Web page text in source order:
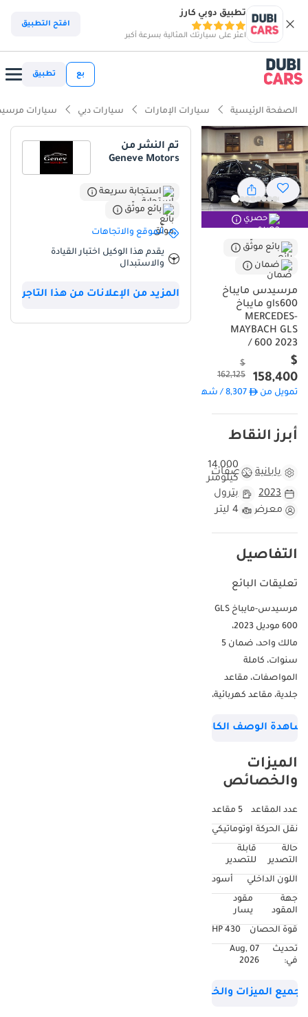
تطبيق دوبي كارز
اعثر على سيارتك المثالية بسرعة أكبر
افتح التطبيق
بع تطبيق
الصفحة الرئيسية سيارات الإمارات سيارات دبي سيارات
حصري
بائع موثّق
ضمان
مرسيدس مايباخ
gls600 مايباخ
MERCEDES-
MAYBACH GLS
600 2023 /
$
158,400
$
162,125
تمويل من
8,307/ شهر
أبرز النقاط
يابانية مواصفات
14,000
كيلومتر
2023
بترول
معرض
4 ليتر
التفاصيل
تعليقات البائع
مرسيدس-مايباخ GLS
600 موديل 2023،
مالك واحد، ضمان 5
سنوات، كاملة
المواصفات، مقاعد
جلدية، مقاعد كهربائية،
مقاعد بذاكرة، مقاعد
عتبات جانبية كهربائية،
سقف بانورامي،
مايباخ خلفية، صندوق
خلفية كبيرة، نظام
ركن آلي، نظام فرامل
آلي، رادار سرعة، نظام
مفتاحان، إمكانية
الوصف الكامل
الميزات
والخصائص
عدد المقاعد
5 مقاعد
نقل الحركة اوتوماتيكي
حالة
التصدير
قابلة
للتصدير
اللون الداخلي
أسود
جهة
المقود
مقود
يسار
قوة الحصان
430 HP
تحديث
في:
07 Aug,
2026
جميع الميزات والخصائص
تم النشر من
Geneve Motors
استجابة سريعة
بائع موثّق
الموقع والاتجاهات
يقدم هذا الوكيل اختبار القيادة
والاستبدال
المزيد من الإعلانات من هذا التاجر